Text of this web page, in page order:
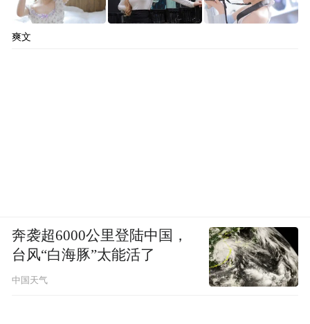
爽文
奔袭超6000公里登陆中国，
台风“白海豚”太能活了
中国天气